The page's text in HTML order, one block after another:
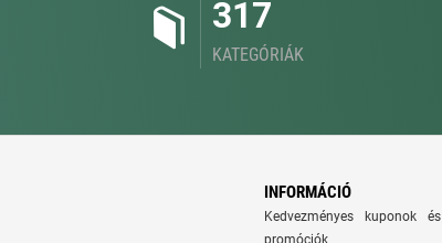
317
KATEGÓRIÁK
INFORMÁCIÓ
Kedvezményes kuponok és
promóciók